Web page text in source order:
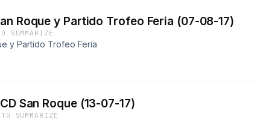
Roque y Partido Trofeo Feria (07-08-17)
SUMMARIZE
y Partido Trofeo Feria
San Roque (13-07-17)
SUMMARIZE